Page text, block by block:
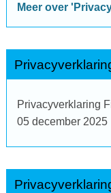
Meer over
Privacyverklaring
05 december 2025